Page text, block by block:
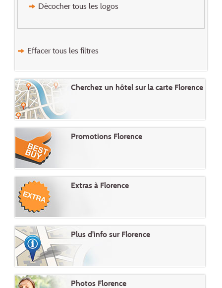
Décocher tous les logos
Effacer tous les filtres
Cherchez un hôtel sur la carte Florence
Promotions Florence
Extras à Florence
Plus d'info sur Florence
Photos Florence